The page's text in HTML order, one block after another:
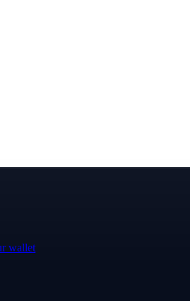
wallet